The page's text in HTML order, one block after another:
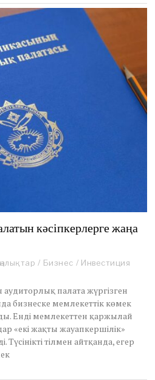
кәсіпкерлерге жаңа
/ Бизнес / Инвестиция
палата жүргізген
бизнеске мемлекеттік көмек
Енді мемлекеттен қаржылай
«екі жақты жауапкершілік»
тілмен айтқанда, егер